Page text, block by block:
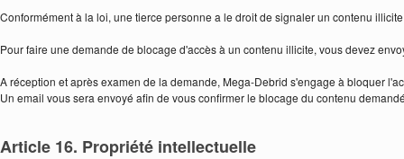
Conformément à la loi, une tierce personne a le droit de signaler un contenu
Pour faire une demande de blocage d'accès à un contenu illicite, vous devez
A réception et après examen de la demande, Mega-Debrid s'engage à bloquer
Un email vous sera envoyé afin de vous confirmer le blocage du contenu
Article 16. Propriété intellectuelle